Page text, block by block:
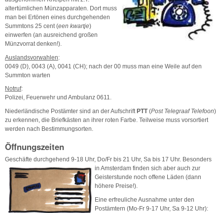
altertümlichen Münzapparaten. Dort muss
man bei Ertönen eines durchgehenden
Summtons 25 cent (een kwartje)
einwerfen (an ausreichend großen
Münzvorrat denken!).
Auslandsvorwahlen:
0049 (D), 0043 (A), 0041 (CH); nach der 00 muss man eine Weile auf den
Summton warten
Notruf:
Polizei, Feuerwehr und Ambulanz 0611.
Niederländische Postämter sind an der AufschriftPTT(Post Telegraaf Telefoon)
zu erkennen, die Briefkästen an ihrer roten Farbe. Teilweise muss vorsortiert
werden nach Bestimmungsorten.
Öffnungszeiten
Geschäfte durchgehend 9-18 Uhr, Do/Fr bis 21 Uhr, Sa bis 17 Uhr. Besonders
in Amsterdam finden sich aber auch zur
Geisterstunde noch offene Läden (dann
höhere Preise!).
Eine erfreuliche Ausnahme unter den
Postämtern (Mo-Fr 9-17 Uhr, Sa 9-12 Uhr):